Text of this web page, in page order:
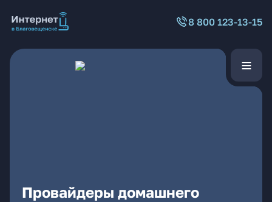
8 800 123-13-15
Провайдеры домашнего